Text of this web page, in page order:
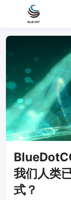
我们人类
式？